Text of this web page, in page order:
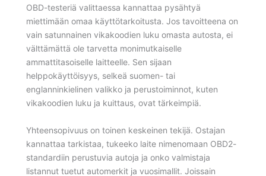
OBD-testeriä valittaessa kannattaa pysähtyä
miettimään omaa käyttötarkoitusta. Jos tavoitteena on
vain satunnainen vikakoodien luku omasta autosta, ei
välttämättä ole tarvetta monimutkaiselle
ammattitasoiselle laitteelle. Sen sijaan
helppokäyttöisyys, selkeä suomen- tai
englanninkielinen valikko ja perustoiminnot, kuten
vikakoodien luku ja kuittaus, ovat tärkeimpiä.
Yhteensopivuus on toinen keskeinen tekijä. Ostajan
kannattaa tarkistaa, tukeeko laite nimenomaan OBD2-
standardiin perustuvia autoja ja onko valmistaja
listannut tuetut automerkit ja vuosimallit. Joissain